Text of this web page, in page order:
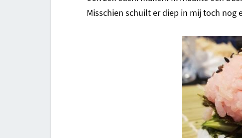
Misschien schuilt er diep in mij toch nog